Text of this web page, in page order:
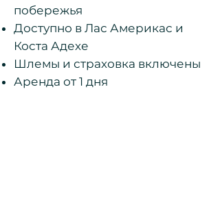
побережья
Доступно в Лас Америкас и
Коста Адехе
Шлемы и страховка включены
Аренда от 1 дня